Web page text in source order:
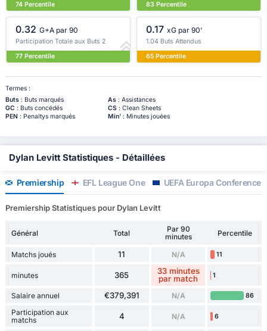
74 Percentile
83 Percentile
0.32 G+A par 90
Participation Totale aux Buts 2
77 Percentile
0.17 xG par 90'
1.04 Buts Attendus
65 Percentile
Termes :
Buts: Buts marqués As: Assistances
GC : Buts concédés CS: Clean Sheets
PEN : Penaltys marqués Min': Minutes jouées
Dylan Levitt Statistiques - Détaillées
Premiership EFL League One UEFA Europa Conference
Premiership Statistiques pour Dylan Levitt
Général Total
Par 90
minutes
Percentile
Matchs joués 11 N/A 11
minutes 365
33 minutes
par match
1
Salaire annuel €379,391 N/A 86
Participation aux
matchs
4 N/A 6